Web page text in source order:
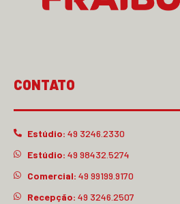
CONTATO
Estúdio: 49 3246.2330
Estúdio: 49 98432.5274
Comercial: 49 99199.9170
Recepção: 49 3246.2507